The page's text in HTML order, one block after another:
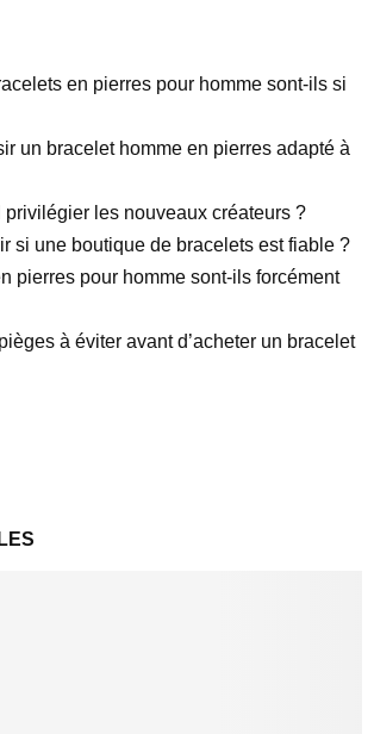
en pierres pour homme sont-ils si
un bracelet homme en pierres adapté à
privilégier les nouveaux créateurs ?
si une boutique de bracelets est fiable ?
pierres pour homme sont-ils forcément
à éviter avant d’acheter un bracelet